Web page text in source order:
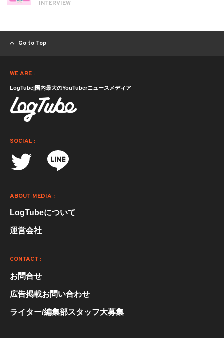
INTERVIEW
Go to Top
WE ARE :
LogTube|国内最大のYouTuberニュースメディア
SOCIAL :
ABOUT MEDIA :
LogTubeについて
運営会社
CONTACT :
お問合せ
広告掲載お問い合わせ
ライター/編集部スタッフ大募集